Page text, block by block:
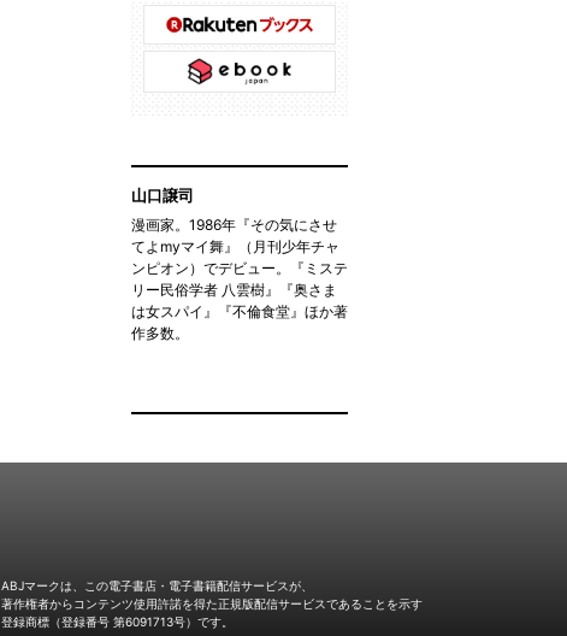
山口譲司
漫画家。1986年『その気にさせ
てよmyマイ舞』（月刊少年チャ
ンピオン）でデビュー。『ミステ
リー民俗学者 八雲樹』『奥さま
は女スパイ』『不倫食堂』ほか著
作多数。
ABJマークは、この電子書店・電子書籍配信サービスが、
著作権者からコンテンツ使用許諾を得た正規版配信サービスであることを示す
登録商標（登録番号 第6091713号）です。